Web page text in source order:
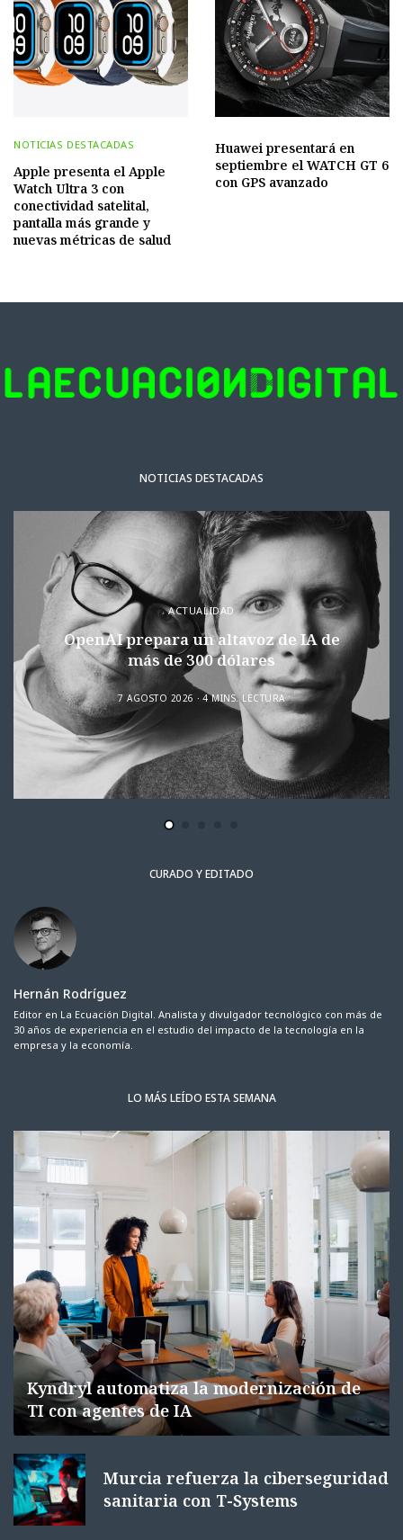
NOTICIAS DESTACADAS
Apple presenta el Apple
Watch Ultra 3 con
conectividad satelital,
pantalla más grande y
nuevas métricas de salud
Huawei presentará en
septiembre el WATCH GT 6
con GPS avanzado
NOTICIAS DESTACADAS
ACTUALIDAD
OpenAI prepara un altavoz de IA de
más de 300 dólares
7 AGOSTO 2026 4 MINS. LECTURA
CURADO Y EDITADO
Hernán Rodríguez
Editor en La Ecuación Digital. Analista y divulgador tecnológico con más de
30 años de experiencia en el estudio del impacto de la tecnología en la
empresa y la economía.
LO MÁS LEÍDO ESTA SEMANA
Kyndryl automatiza la modernización de
TI con agentes de IA
Murcia refuerza la ciberseguridad
sanitaria con T-Systems